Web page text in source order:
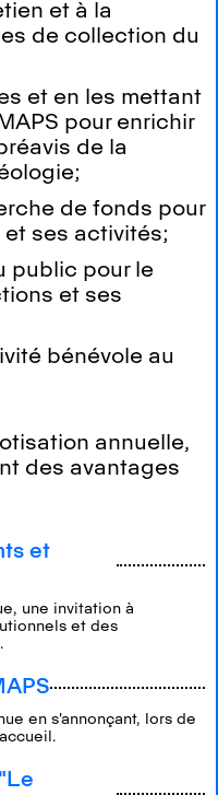
et à la
de collection du
et en les mettant
pour enrichir
de la
de fonds pour
et ses activités;
public pour le
et ses
bénévole au
annuelle,
des avantages
et
une invitation à
et des
en s'annonçant, lors de